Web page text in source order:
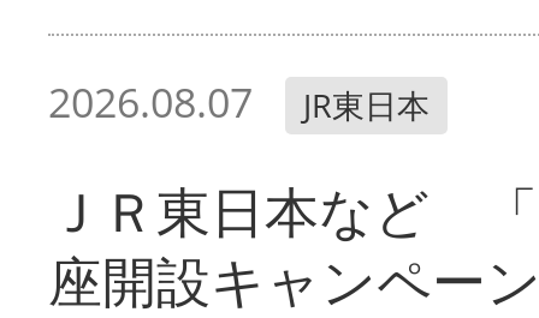
2026.08.07 JR東日本
ＪＲ東日本など
座開設キャンペー